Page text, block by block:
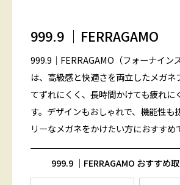
999.9 ｜FERRAGAMO
999.9｜FERRAGAMO（フォーナイン
は、高級感と快適さを両立したメガネ
てずれにくく、長時間かけても疲れに
す。デザインもおしゃれで、機能性も
リーなメガネをかけたい方におすすめ
999.9 ｜FERRAGAMO おすすめ